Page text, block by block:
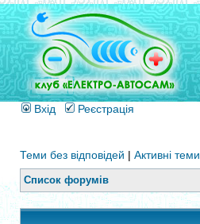
Вхід Реєстрація
Теми без відповідей | Активні теми
Список форумів